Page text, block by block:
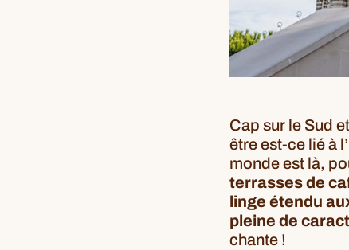
Cap sur le Sud
être est-ce lié à
monde est là,
terrasses de
linge étendu
pleine de
chante !